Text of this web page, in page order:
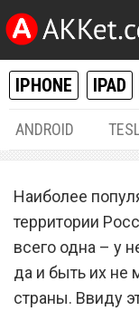
IPHONE IPAD
ANDROID
«Почта
всех
Наиболее
территории
всего одна – у
да и быть их не
страны. Ввиду